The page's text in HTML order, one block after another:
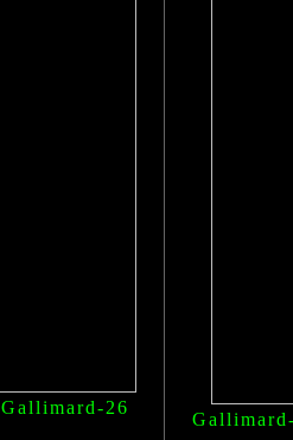
Gallimard-26